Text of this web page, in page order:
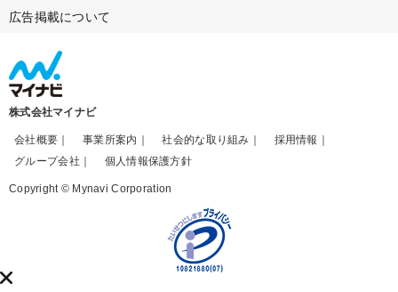
広告掲載について
株式会社マイナビ
会社概要 事業所案内 社会的な取り組み
採用情報
グループ会社
個人情報保護方針
Copyright © Mynavi Corporation